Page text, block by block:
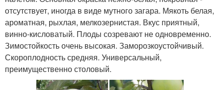
отсутствует, иногда в виде мутного загара. Мякоть белая,
ароматная, рыхлая, мелкозернистая. Вкус приятный,
винно-кисловатый. Плоды созревают не одновременно.
Зимостойкость очень высокая. Заморозкоустойчивый.
Скороплодность средняя. Универсальный,
преимущественно столовый.